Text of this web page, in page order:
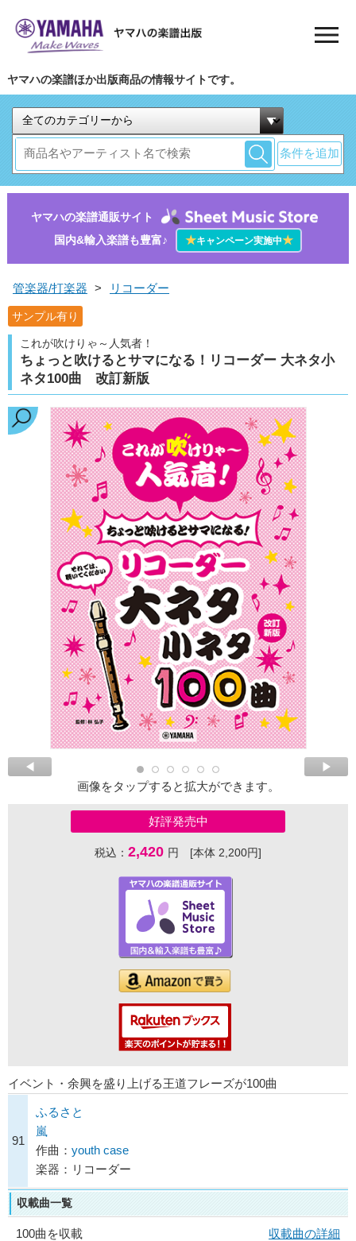
ヤマハの楽譜ほか出版商品の情報サイトです。
条件を追加
ヤマハの楽譜通販サイト
国内&輸入楽譜も豊富♪
★キャンペーン実施中★
管楽器/打楽器 > リコーダー
サンプル有り
これが吹けりゃ～人気者！
ちょっと吹けるとサマになる！リコーダー 大ネタ小
ネタ100曲 改訂新版
画像をタップすると拡大ができます。
好評発売中
税込： 2,420 円 [本体 2,200円]
イベント・余興を盛り上げる王道フレーズが100曲
91
ふるさと
嵐
作曲： youth case
楽器：リコーダー
収載曲一覧
100曲を収載
収載曲の詳細